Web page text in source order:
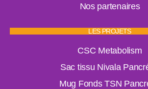
Nos partenaires
LES PROJETS
CSC Metabolism
Sac tissu Nivala
Mug Fonds TSN